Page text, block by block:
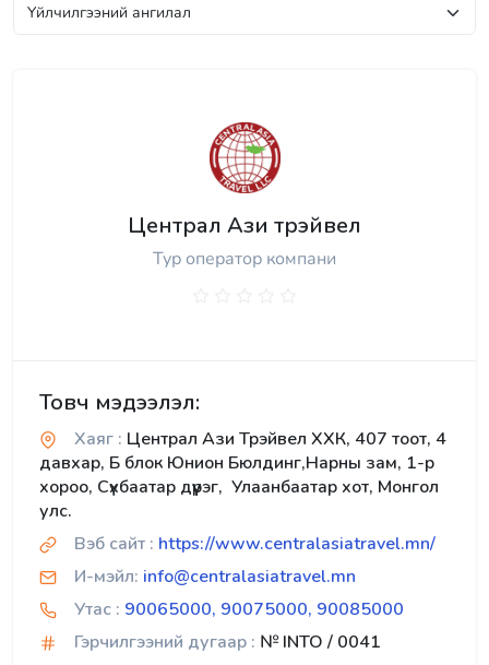
Централ Ази трэйвел
Тур оператор компани
Товч мэдээлэл:
Хаяг : Централ Ази Трэйвел ХХК, 407 тоот, 4
давхар, Б блок Юнион Бюлдинг,Нарны зам, 1-р
хороо, Сүхбаатар дүүрэг, Улаанбаатар хот, Монгол
улс.
Вэб сайт : https://www.centralasiatravel.mn/
И-мэйл: info@centralasiatravel.mn
Утас : 90065000, 90075000, 90085000
Гэрчилгээний дугаар : № INTO / 0041